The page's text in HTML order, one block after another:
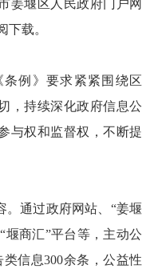
姜堰区人民政府门户网
下载。
条例》要求紧紧围绕区
，持续深化政府信息公
与权和监督权，不断提
。通过政府网站、“姜堰
堰商汇”平台等，主动公
信息300余条，公益性